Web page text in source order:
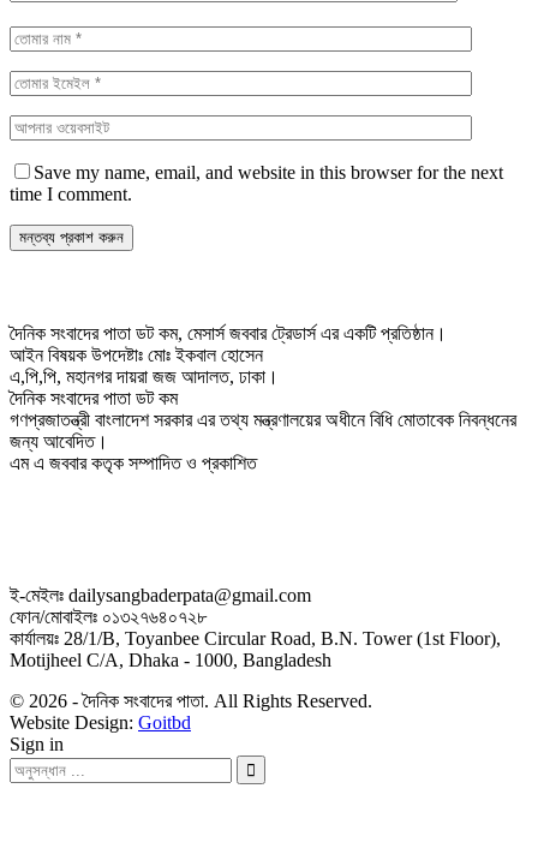
Save my name, email, and website in this browser for the next
time I comment.
দৈনিক সংবাদের পাতা ডট কম, মেসার্স জববার ট্রেডার্স এর একটি প্রতিষ্ঠান।
আইন বিষয়ক উপদেষ্টাঃ মোঃ ইকবাল হোসেন
এ,পি,পি, মহানগর দায়রা জজ আদালত, ঢাকা।
দৈনিক সংবাদের পাতা ডট কম
গণপ্রজাতন্ত্রী বাংলাদেশ সরকার এর তথ্য মন্ত্রণালয়ের অধীনে বিধি মোতাবেক নিবন্ধনের
জন্য আবেদিত।
এম এ জববার কতৃক সম্পাদিত ও প্রকাশিত
ই-মেইলঃ dailysangbaderpata@gmail.com
ফোন/মোবাইলঃ ০১৩২৭৬৪০৭২৮
কার্যালয়ঃ 28/1/B, Toyanbee Circular Road, B.N. Tower (1st Floor),
Motijheel C/A, Dhaka - 1000, Bangladesh
© 2026 - দৈনিক সংবাদের পাতা. All Rights Reserved.
Website Design: Goitbd
Sign in